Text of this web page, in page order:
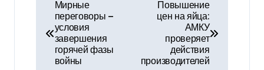
Мирные
переговоры —
условия
завершения
горячей фазы
войны
Повышение
цен на яйца:
АМКУ
проверяет
действия
производителей